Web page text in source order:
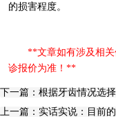
的损害程度。
**文章如有涉及相
诊报价为准！**
下一篇：根据牙齿情况选
上一篇：实话实说：目前